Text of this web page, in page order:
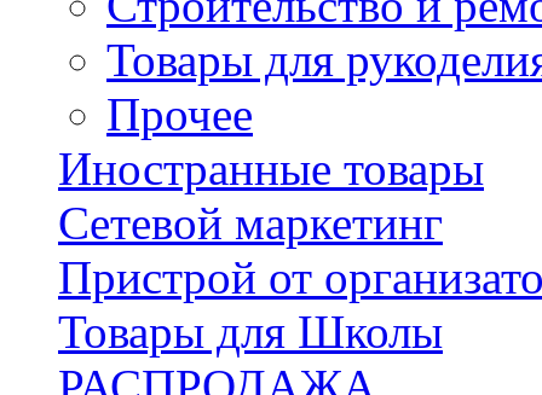
Товары для
Прочее
Иностранные товары
Сетевой маркетинг
Пристрой от
Товары для Школы